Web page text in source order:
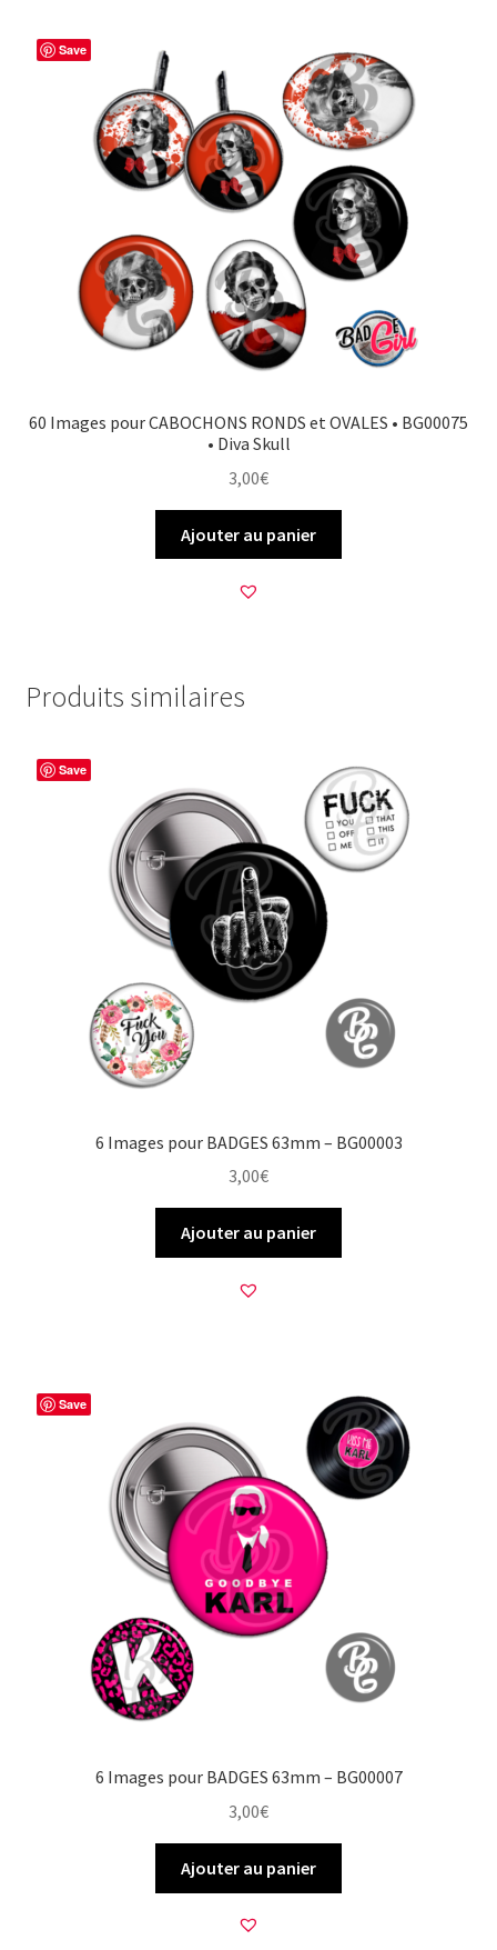
Save
60 Images pour CABOCHONS RONDS et OVALES • BG00075
• Diva Skull
3,00€
Ajouter au panier
Produits similaires
Save
6 Images pour BADGES 63mm – BG00003
3,00€
Ajouter au panier
Save
6 Images pour BADGES 63mm – BG00007
3,00€
Ajouter au panier